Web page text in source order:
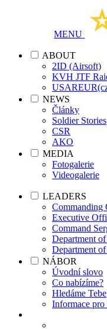
MENU
ABOUT
2ID (Airsoft)
KVH JTF
NEWS
Články
Soldier Stories
CSR
AKO
MEDIA
Fotogalerie
Videogalerie
LEADERS
Commanding
Executive
Command
Department
Department
NÁBOR
Úvodní slovo
Co nabízíme?
Hledáme Tebe
Informace pro